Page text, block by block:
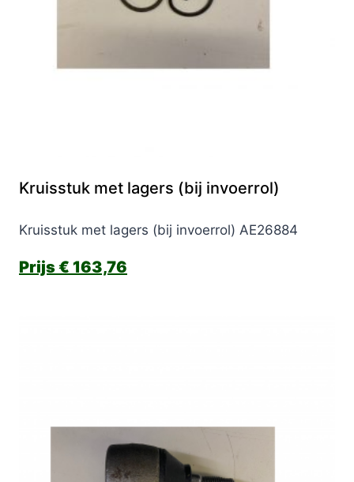
Kruisstuk met lagers (bij invoerrol)
Kruisstuk met lagers (bij invoerrol) AE26884
€ 163,76